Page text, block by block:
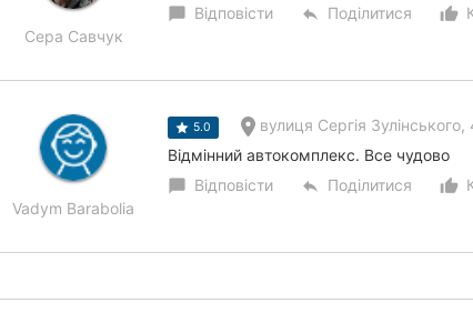
Сера Савчук
chat_bubble Відповісти reply Поділитися
Vadym Barabolia
5.0 вулиця Сергія Зулінського,
Відмінний автокомплекс. Все чудово
chat_bubble Відповісти reply Поділитися